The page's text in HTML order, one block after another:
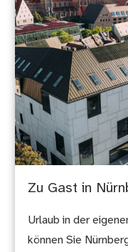
Zu Gast in
Urlaub in der
können Sie